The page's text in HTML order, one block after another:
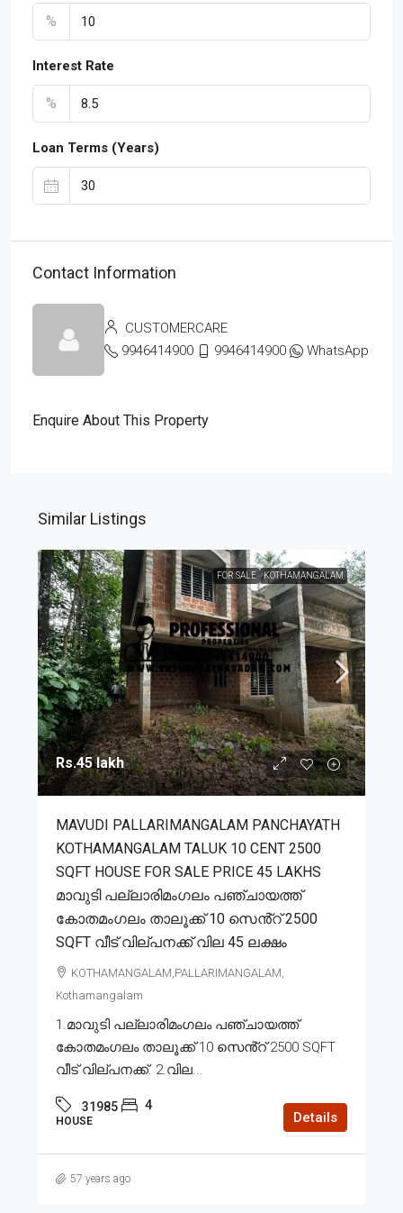
%
Interest Rate
%
Loan Terms (Years)
Contact Information
CUSTOMERCARE
9946414900
9946414900 WhatsApp
Enquire About This Property
Similar Listings
FOR SALE KOTHAMANGALAM
Rs.45 lakh
MAVUDI PALLARIMANGALAM PANCHAYATH
KOTHAMANGALAM TALUK 10 CENT 2500
SQFT HOUSE FOR SALE PRICE 45 LAKHS
മാവുടി പല്ലാരിമംഗലം പഞ്ചായത്ത്
കോതമംഗലം താലൂക്ക് 10 സെൻ്റ് 2500
SQFT വീട് വില്പനക്ക് വില 45 ലക്ഷം
KOTHAMANGALAM,PALLARIMANGALAM,
Kothamangalam
1.മാവുടി പല്ലാരിമംഗലം പഞ്ചായത്ത്
കോതമംഗലം താലൂക്ക് 10 സെൻ്റ് 2500 SQFT
വീട് വില്പനക്ക്. 2.വില...
31985 4
HOUSE Details
57 years ago